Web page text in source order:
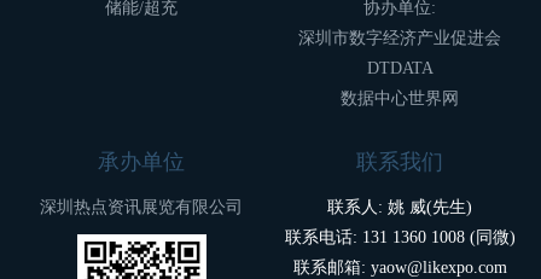
储能/超充
协办单位:
深圳市数字经济产业促进会
DTDATA
数据中心世界网
承办单位
深圳热点资讯展览有限公司
联系我们
联系人: 姚 威(先生)
联系电话: 131 1360 1008 (同微)
联系邮箱: yaow@likexpo.com